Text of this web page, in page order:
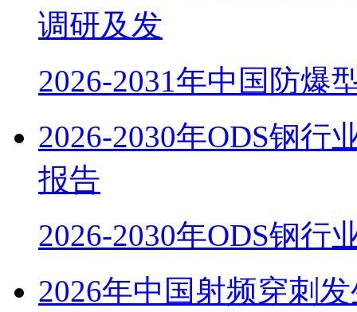
调研及发
2026-2031年中国防爆
2026-2030年ODS钢行
报告
2026-2030年ODS钢行
2026年中国射频穿刺